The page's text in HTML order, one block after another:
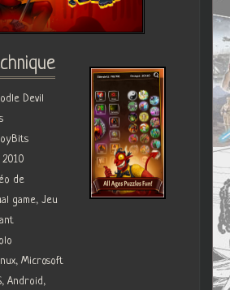
Devil
2010
de
game, Jeu
Microsoft
Android,